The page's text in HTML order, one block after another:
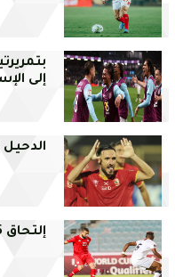
إلى
إلتحاق 5 لاعبين بتربص المنتخب التونسي